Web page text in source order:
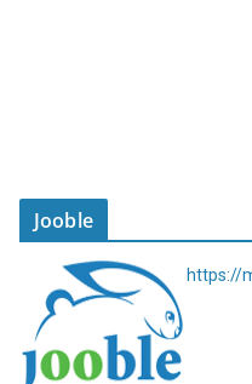
Jooble
https://